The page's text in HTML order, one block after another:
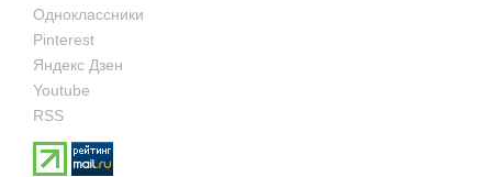
Одноклассники
Pinterest
Яндекс Дзен
Youtube
RSS